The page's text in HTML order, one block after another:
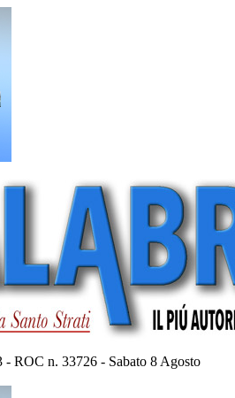
ROC n. 33726 - Sabato 8 Agosto